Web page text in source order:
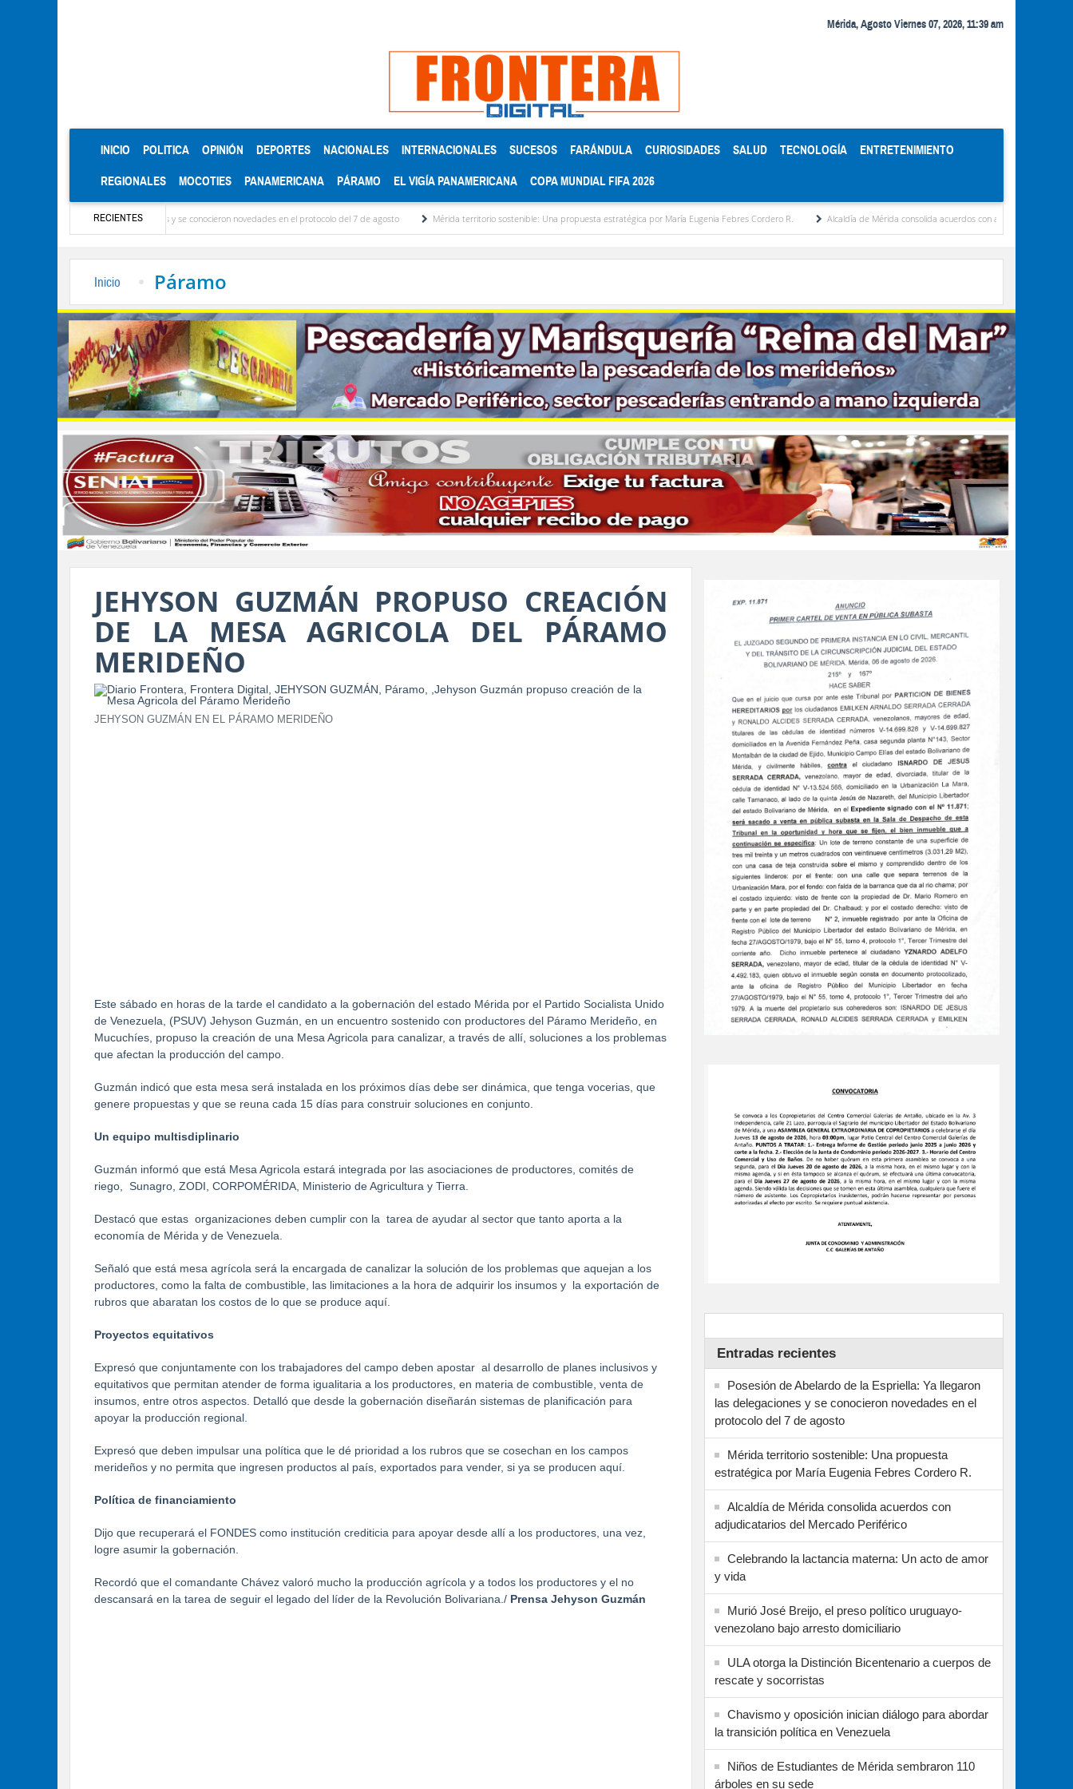
Mérida, Agosto Viernes 07, 2026, 11:39 am
INICIO (CURRENT)
POLITICA OPINIÓN DEPORTES NACIONALES INTERNACIONALES SUCESOS FARÁNDULA CURIOSIDADES SALUD TECNOLOGÍA ENTRETENIMIENTO
REGIONALES MOCOTIES PANAMERICANA PÁRAMO EL VIGÍA PANAMERICANA COPA MUNDIAL FIFA 2026
RECIENTES
Ya llegaron las delegaciones y se conocieron novedades en el protocolo del 7 de agosto Mérida territorio sostenible: Una propuesta estratégica por María Eugenia Febres Cordero R. Alcaldía de Mérida consolida acuerdos con adjudicatarios del Mercado
Inicio Páramo
JEHYSON GUZMÁN PROPUSO CREACIÓN
DE LA MESA AGRICOLA DEL PÁRAMO
MERIDEÑO
JEHYSON GUZMÁN EN EL PÁRAMO MERIDEÑO
Este sábado en horas de la tarde el candidato a la gobernación del estado Mérida por el Partido Socialista Unido
de Venezuela, (PSUV) Jehyson Guzmán, en un encuentro sostenido con productores del Páramo Merideño, en
Mucuchíes, propuso la creación de una Mesa Agricola para canalizar, a través de allí, soluciones a los problemas
que afectan la producción del campo.
Guzmán indicó que esta mesa será instalada en los próximos días debe ser dinámica, que tenga vocerias, que
genere propuestas y que se reuna cada 15 días para construir soluciones en conjunto.
Un equipo multisdiplinario
Guzmán informó que está Mesa Agricola estará integrada por las asociaciones de productores, comités de
riego, Sunagro, ZODI, CORPOMÉRIDA, Ministerio de Agricultura y Tierra.
Destacó que estas organizaciones deben cumplir con la tarea de ayudar al sector que tanto aporta a la
economía de Mérida y de Venezuela.
Señaló que está mesa agrícola será la encargada de canalizar la solución de los problemas que aquejan a los
productores, como la falta de combustible, las limitaciones a la hora de adquirir los insumos y la exportación de
rubros que abaratan los costos de lo que se produce aquí.
Proyectos equitativos
Expresó que conjuntamente con los trabajadores del campo deben apostar al desarrollo de planes inclusivos y
equitativos que permitan atender de forma igualitaria a los productores, en materia de combustible, venta de
insumos, entre otros aspectos. Detalló que desde la gobernación diseñarán sistemas de planificación para
apoyar la producción regional.
Expresó que deben impulsar una política que le dé prioridad a los rubros que se cosechan en los campos
merideños y no permita que ingresen productos al país, exportados para vender, si ya se producen aquí.
Política de financiamiento
Dijo que recuperará el FONDES como institución crediticia para apoyar desde allí a los productores, una vez,
logre asumir la gobernación.
Recordó que el comandante Chávez valoró mucho la producción agrícola y a todos los productores y el no
descansará en la tarea de seguir el legado del líder de la Revolución Bolivariana./ Prensa Jehyson Guzmán
Entradas recientes
Posesión de Abelardo de la Espriella: Ya llegaron
las delegaciones y se conocieron novedades en el
protocolo del 7 de agosto
Mérida territorio sostenible: Una propuesta
estratégica por María Eugenia Febres Cordero R.
Alcaldía de Mérida consolida acuerdos con
adjudicatarios del Mercado Periférico
Celebrando la lactancia materna: Un acto de amor
y vida
Murió José Breijo, el preso político uruguayo-
venezolano bajo arresto domiciliario
ULA otorga la Distinción Bicentenario a cuerpos de
rescate y socorristas
Chavismo y oposición inician diálogo para abordar
la transición política en Venezuela
Niños de Estudiantes de Mérida sembraron 110
árboles en su sede